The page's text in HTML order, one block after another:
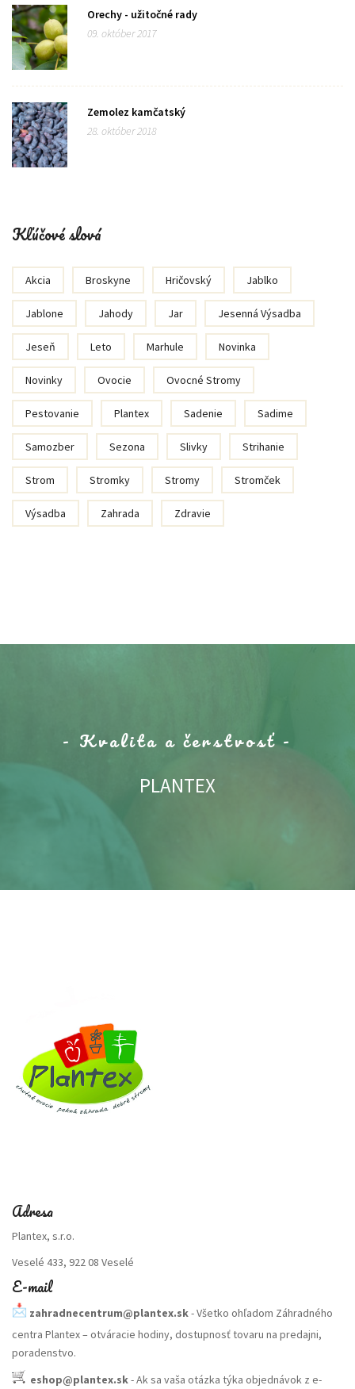
Orechy - užitočné rady
09. október 2017
Zemolez kamčatský
28. október 2018
Kľúčové slová
Akcia Broskyne Hričovský Jablko
Jablone Jahody Jar Jesenná Výsadba
Jeseň Leto Marhule Novinka
Novinky Ovocie Ovocné Stromy
Pestovanie Plantex Sadenie Sadime
Samozber Sezona Slivky Strihanie
Strom Stromky Stromy Stromček
Výsadba Zahrada Zdravie
- Kvalita a čerstvosť -
PLANTEX
Adresa
Plantex, s.r.o.
Veselé 433, 922 08 Veselé
E-mail
zahradnecentrum@plantex.sk- Všetko ohľadom Záhradného
centra Plantex – otváracie hodiny, dostupnosť tovaru na predajni,
poradenstvo.
eshop@plantex.sk- Ak sa vaša otázka týka objednávok z e-